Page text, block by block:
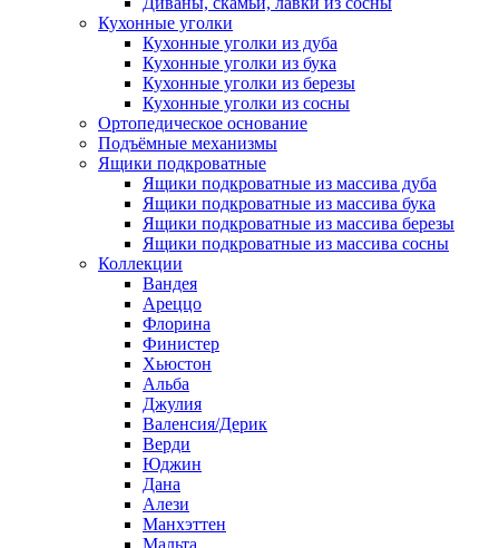
Кухонные уголки
Кухонные уголки из дуба
Кухонные уголки из бука
Кухонные уголки из березы
Кухонные уголки из сосны
Ортопедическое основание
Подъёмные механизмы
Ящики подкроватные
Ящики подкроватные из массива дуба
Ящики подкроватные из массива бука
Ящики подкроватные из массива березы
Ящики подкроватные из массива сосны
Коллекции
Вандея
Ареццо
Флорина
Финистер
Хьюстон
Альба
Джулия
Валенсия/Дерик
Верди
Юджин
Дана
Алези
Манхэттен
Мальта